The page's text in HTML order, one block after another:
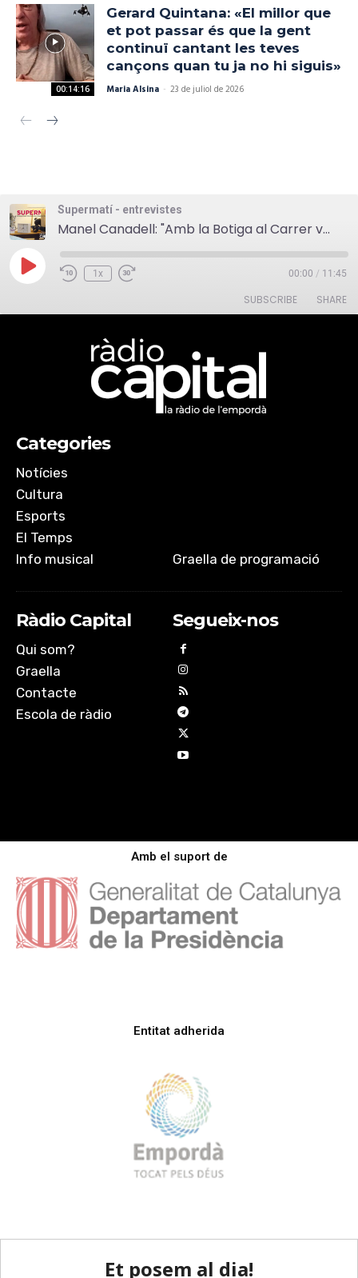
00:14:16
Gerard Quintana: «El millor que
et pot passar és que la gent
continuï cantant les teves
cançons quan tu ja no hi siguis»
Maria Alsina - 23 de juliol de 2026
Supermatí - entrevistes
Manel Canadell: "Amb la Botiga al Carrer volem implicar tot el sector empresarial del municipi"
Play
Episode
1x 00:00 / 11:45
SUBSCRIBE SHARE
EMBED
Categories
Notícies
Cultura
Esports
El Temps
Info musical
Graella de programació
Ràdio Capital
Qui som?
Graella
Contacte
Escola de ràdio
Segueix-nos
Amb el suport de
Entitat adherida